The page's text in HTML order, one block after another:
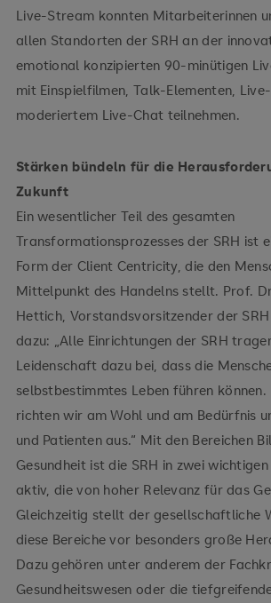
Live-Stream konnten Mitarbeiterinnen
allen Standorten der SRH an der
emotional konzipierten 90-minütigen
mit Einspielfilmen, Talk-Elementen,
moderiertem Live-Chat teilnehmen.
Stärken bündeln für die
Zukunft
Ein wesentlicher Teil des gesamten
Transformationsprozesses der SRH ist
Form der Client Centricity, die den
Mittelpunkt des Handelns stellt. Prof.
Hettich, Vorstandsvorsitzender der
dazu: „Alle Einrichtungen der SRH
Leidenschaft dazu bei, dass die
selbstbestimmtes Leben führen
richten wir am Wohl und am Bedürfnis
und Patienten aus.“ Mit den Bereichen
Gesundheit ist die SRH in zwei
aktiv, die von hoher Relevanz für das
Gleichzeitig stellt der gesellschaftliche
diese Bereiche vor besonders große
Dazu gehören unter anderem der
Gesundheitswesen oder die